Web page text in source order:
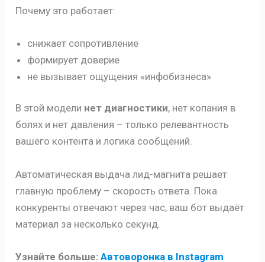
Почему это работает:
снижает сопротивление
формирует доверие
не вызывает ощущения «инфобизнеса»
В этой модели нет диагностики, нет копания в
болях и нет давления – только релевантность
вашего контента и логика сообщений.
Автоматическая выдача лид-магнита решает
главную проблему – скорость ответа. Пока
конкуренты отвечают через час, ваш бот выдаёт
материал за несколько секунд.
Узнайте больше:Автоворонка в Instagram